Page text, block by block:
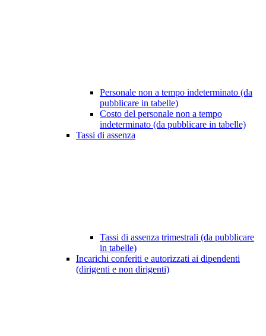
Personale non a tempo indeterminato (da
pubblicare in tabelle)
Costo del personale non a tempo
indeterminato (da pubblicare in tabelle)
Tassi di assenza
Tassi di assenza trimestrali (da pubblicare
in tabelle)
Incarichi conferiti e autorizzati ai dipendenti
(dirigenti e non dirigenti)